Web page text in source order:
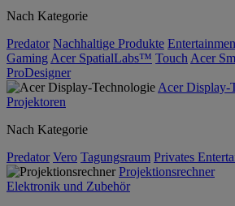
Nach Kategorie
Predator Nachhaltige Produkte
Gaming Acer SpatialLabs™ Touch Acer
ProDesigner
Acer Display-
Projektoren
Nach Kategorie
Predator Vero Tagungsraum Privates
Projektionsrechner
Elektronik und Zubehör